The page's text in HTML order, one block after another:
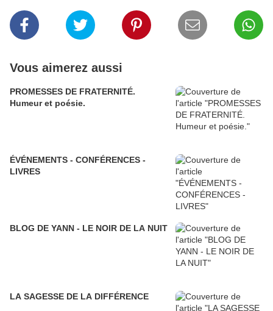
Vous aimerez aussi
PROMESSES DE FRATERNITÉ.
Humeur et poésie.
ÉVÉNEMENTS - CONFÉRENCES -
LIVRES
BLOG DE YANN - LE NOIR DE LA NUIT
LA SAGESSE DE LA DIFFÉRENCE